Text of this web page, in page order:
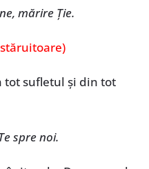
mărire Ție.
tot sufletul și din tot
spre noi.